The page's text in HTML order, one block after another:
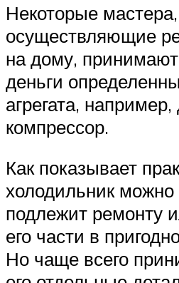
Некоторые мастера,
осуществляющие
на дому,
деньги
агрегата,
компрессор.
Как показывает
холодильник можно
подлежит ремонту
его части в
Но чаще всего